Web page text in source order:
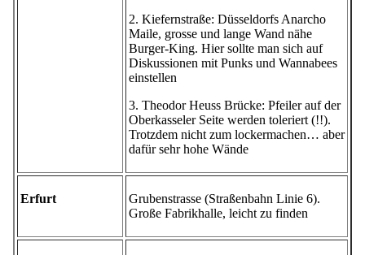
2. Kiefernstraße: Düsseldorfs Anarcho
Maile, grosse und lange Wand nähe
Burger-King. Hier sollte man sich auf
Diskussionen mit Punks und Wannabees
einstellen
3. Theodor Heuss Brücke: Pfeiler auf der
Oberkasseler Seite werden toleriert (!!).
Trotzdem nicht zum lockermachen… aber
dafür sehr hohe Wände
Erfurt
Grubenstrasse (Straßenbahn Linie 6).
Große Fabrikhalle, leicht zu finden